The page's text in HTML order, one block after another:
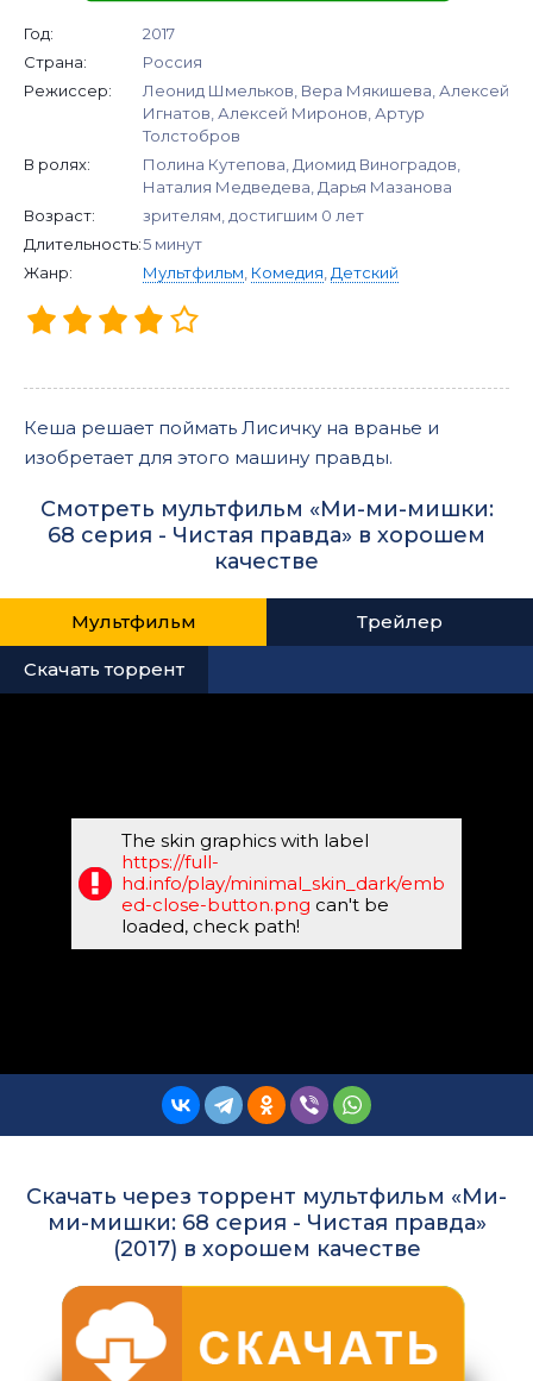
Год:
2017
Страна:
Россия
Режиссер:
Леонид Шмельков, Вера Мякишева, Алексей
Игнатов, Алексей Миронов, Артур
Толстобров
В ролях:
Полина Кутепова, Диомид Виноградов,
Наталия Медведева, Дарья Мазанова
Возраст:
зрителям, достигшим 0 лет
Длительность:5 минут
Жанр:
Мультфильм Комедия Детский
Кеша решает поймать Лисичку на вранье и
изобретает для этого машину правды.
Смотреть мультфильм «Ми-ми-мишки:
68 серия - Чистая правда» в хорошем
качестве
Мультфильм Трейлер
Скачать торрент
The skin graphics with label
https://full-
hd.info/play/minimal_skin_dark/emb
ed-close-button.png can't be
loaded, check path!
Скачать через торрент мультфильм «Ми-
ми-мишки: 68 серия - Чистая правда»
(2017) в хорошем качестве